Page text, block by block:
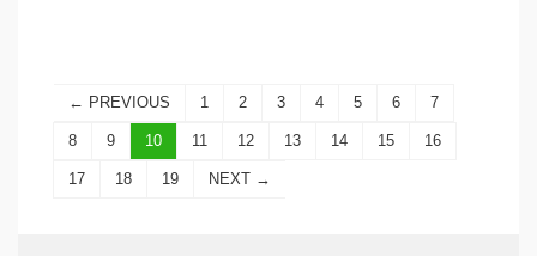
← PREVIOUS 1 2 3 4 5 6 7
8 9 10 11 12 13 14 15 16
17 18 19 NEXT →